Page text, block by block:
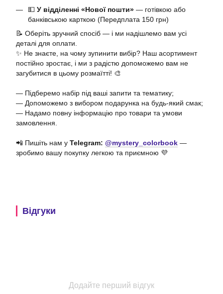
💵 У відділенні «Нової пошти» — готівкою або
банківською карткою (Передплата 150 грн)
📝 Оберіть зручний спосіб — і ми надішлемо вам усі
деталі для оплати.
✨ Не знаєте, на чому зупинити вибір? Наш асортимент
постійно зростає, і ми з радістю допоможемо вам не
загубитися в цьому розмаїтті! 🎨
— Підберемо набір під ваші запити та тематику;
— Допоможемо з вибором подарунка на будь-який смак;
— Надамо повну інформацію про товари та умови
замовлення.
📲 Пишіть нам у Telegram: @mystery_colorbook —
зробимо вашу покупку легкою та приємною 💜
Відгуки
Додайте перший відгук